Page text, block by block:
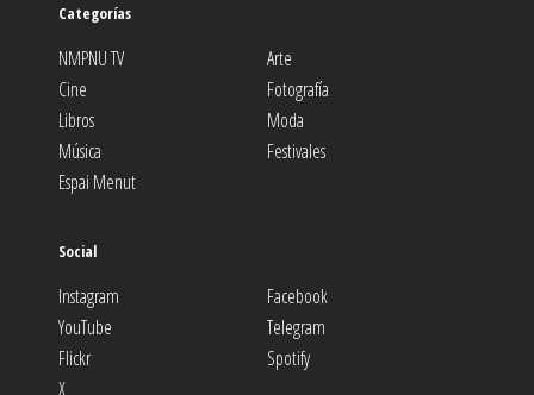
Categorías
NMPNU TV
Arte
Cine
Fotografía
Libros
Moda
Música
Festivales
Espai Menut
Social
Instagram
Facebook
YouTube
Telegram
Flickr
Spotify
X